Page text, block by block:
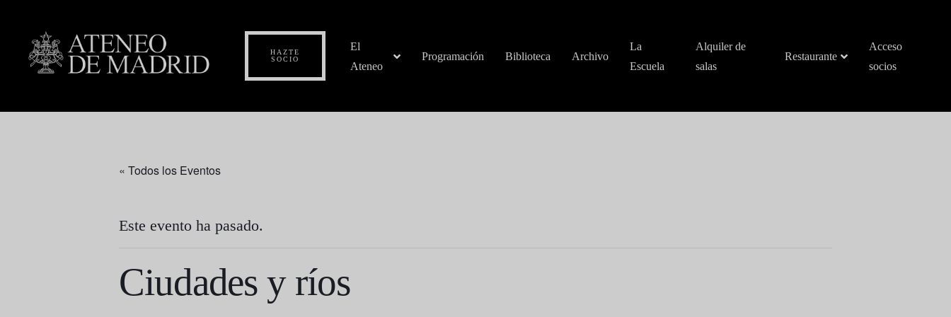
HAZTE
SOCIO
El
Ateneo
Programación Biblioteca Archivo
La
Escuela
Alquiler de
salas
Restaurante
Acceso
socios
« Todos los Eventos
Este evento ha pasado.
Ciudades y ríos